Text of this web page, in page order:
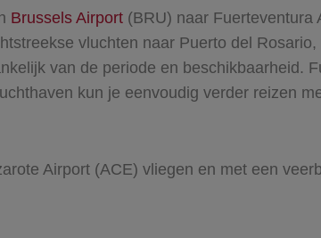
Brussels Airport (BRU) naar Fuerteventura
vluchten naar Puerto del
van de periode en beschikbaarheid.
kun je eenvoudig verder reizen
Airport (ACE) vliegen en met een